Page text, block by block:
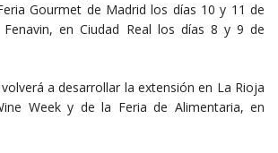
Gourmet de Madrid los días 10 y 11 de
en Ciudad Real los días 8 y 9 de
a desarrollar la extensión en La Rioja
Week y de la Feria de Alimentaria, en